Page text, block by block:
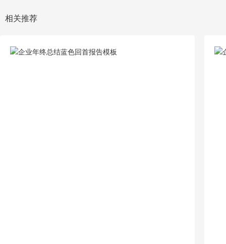
相关推荐